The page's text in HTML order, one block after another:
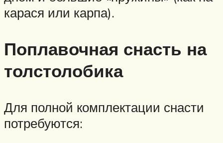
карася или карпа).
Поплавочная снасть на
толстолобика
Для полной комплектации снасти
потребуются: